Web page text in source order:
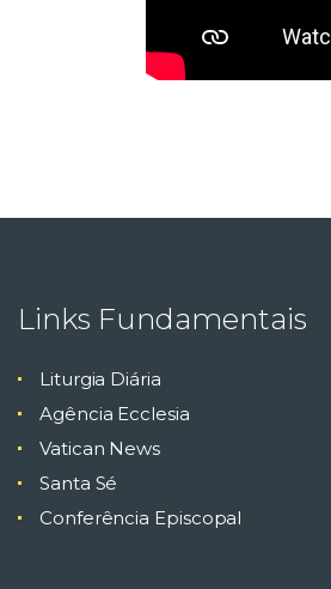
Links Fundamentais
Liturgia Diária
Agência Ecclesia
Vatican News
Santa Sé
Conferência Episcopal